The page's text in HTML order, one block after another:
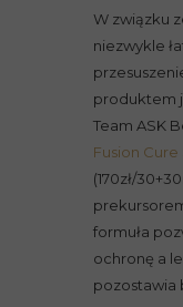
W związku
niezwykle
produktem
Team ASK
Fusion Cure
(170zł/
formuła
ochronę a
pozostawia